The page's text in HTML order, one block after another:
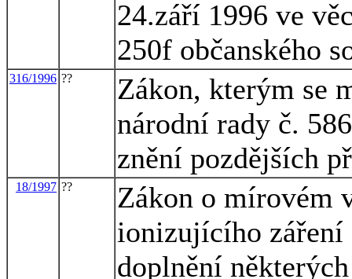
24.září 1996 ve
250f občanského
316/1996 ??
Zákon, kterým se
národní rady č.
znění pozdějších
18/1997 ??
Zákon o mírovém
ionizujícího záření
doplnění